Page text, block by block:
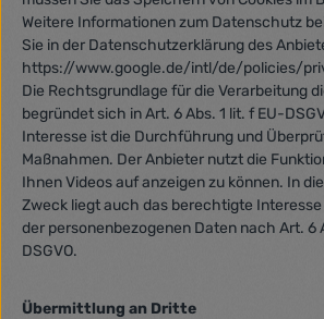
Weitere Informationen zum Datenschutz
Sie in der Datenschutzerklärung des
https://www.google.de/intl/de/policies/
Die Rechtsgrundlage für die Verarbeitung
begründet sich in Art. 6 Abs. 1 lit. f EU-
Interesse ist die Durchführung und
Maßnahmen. Der Anbieter nutzt die
Ihnen Videos auf anzeigen zu können. In
Zweck liegt auch das berechtigte
der personenbezogenen Daten nach Art. 6
DSGVO.
Übermittlung an Dritte